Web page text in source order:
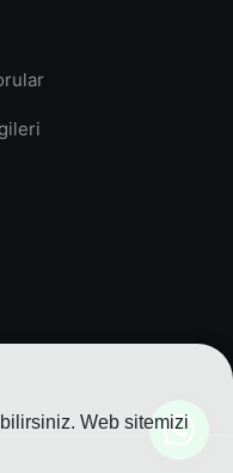
Web sitemizi